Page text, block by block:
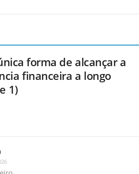
forma de alcançar a
financeira a longo
1)